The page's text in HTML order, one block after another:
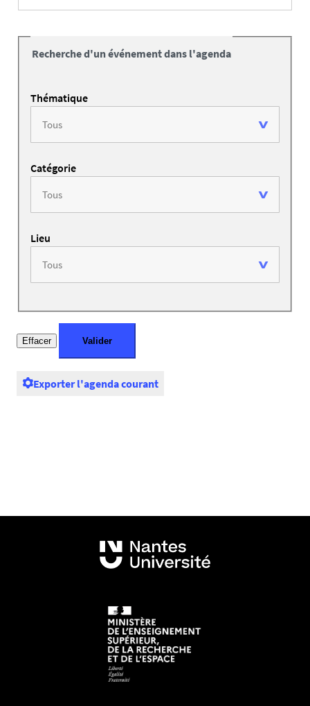
Recherche d'un événement dans l'agenda
Thématique
Catégorie
Lieu
Exporter l'agenda courant